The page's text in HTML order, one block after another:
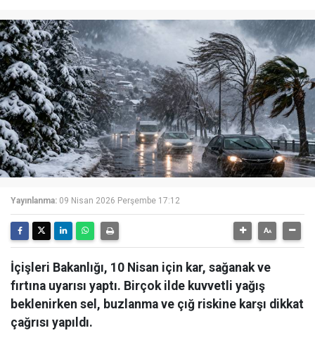
Yayınlanma: 09 Nisan 2026 Perşembe 17:12
İçişleri Bakanlığı, 10 Nisan için kar, sağanak ve
fırtına uyarısı yaptı. Birçok ilde kuvvetli yağış
beklenirken sel, buzlanma ve çığ riskine karşı dikkat
çağrısı yapıldı.